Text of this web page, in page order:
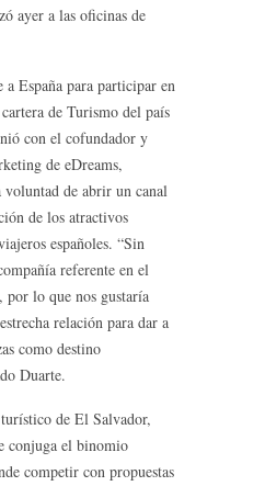
ayer a las oficinas de
España para participar en
de Turismo del país
con el cofundador y
de eDreams,
de abrir un canal
de los atractivos
españoles. “Sin
referente en el
por lo que nos gustaría
relación para dar a
como destino
Duarte.
de El Salvador,
conjuga el binomio
competir con propuestas